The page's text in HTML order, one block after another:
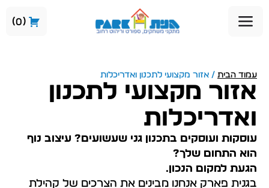
0
עמוד הבית / אזור מקצועי לתכנון ואדריכלות
אזור מקצועי לתכנון
ואדריכלות
עוסקות ועוסקים בתכנון גני שעשועים? עיצוב נוף
הוא התחום שלך?
הגעת למקום הנכון.
בגנית פארק אנחנו מבינים את הצרכים של קהילת